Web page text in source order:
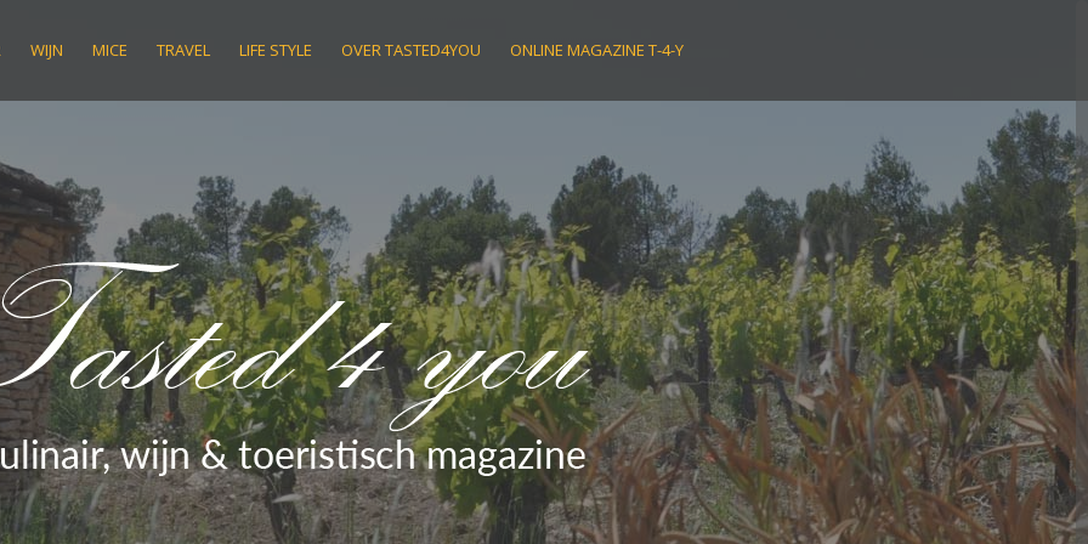
WIJN MICE TRAVEL LIFE STYLE OVER TASTED4YOU ONLINE MAGAZINE T-4-Y